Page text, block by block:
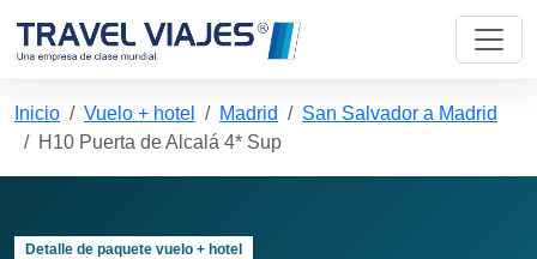
Inicio Vuelo + hotel Madrid
San Salvador a Madrid
H10 Puerta de Alcalá 4* Sup
Detalle de paquete vuelo + hotel